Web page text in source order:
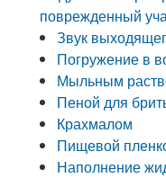
поврежденный
Звук
Погружение в
Мыльным
Пеной для
Крахмалом
Пищевой
Наполнение